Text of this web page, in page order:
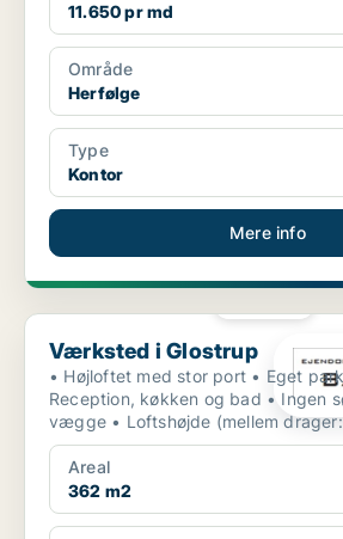
11.650 pr md
Område
Herfølge
Type
Kontor
Mere info
Værksted i Glostrup
Værksted i Glostrup
• Højloftet med stor port • Eget parkeringsareal •
Reception, køkken og bad • Ingen søjler - kun lette
vægge • Loftshøjde (mellem
Areal
362 m2